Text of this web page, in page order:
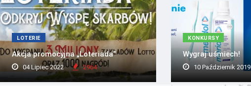
LOTERIE
Akcja promocyjna „Loteriada”
04 Lipiec 2022 2964
KONKURSY
Wygraj uśmiech!
10 Październik 2019